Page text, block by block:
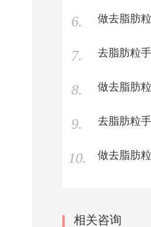
6. 做去脂肪
7. 去脂肪粒
8. 做去脂肪
9.
10. 做去脂肪
相关咨询